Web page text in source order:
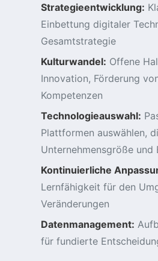
Strategieentwicklung:
Einbettung digitaler
Gesamtstrategie
Kulturwandel: Offene
Innovation, Förderung
Kompetenzen
Technologieauswahl:
Plattformen auswählen,
Unternehmensgröße und
Kontinuierliche
Lernfähigkeit für den
Veränderungen
Datenmanagement:
für fundierte